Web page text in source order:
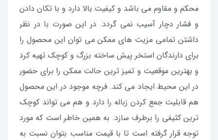
محکم و مقاوم می باشد و کیفیت بالا دارد و با تکان دادن
و فشار دچار آسیب نمی گردد. در این صورت با در نظر
داشتن تمامی مزیت های ممکن می توان این محصول را
برای دارندگان استخر پیش ساخته بزرگ و کوچک تهیه کرد
و بهترین موقعیت و تمیز ترین حالت ممکن را برای حضور
در این محیط ایجاد می کند. فرچه موجود در این محصول
هم قابلیت جمع کردن زباله را دارد و هم می تواند کوچک
ترین کثیفی را برطرف سازد. به همین خاطر است که مورد
توجه قرار گرفته است تا با قیمت مناسب بتوان نسبت به